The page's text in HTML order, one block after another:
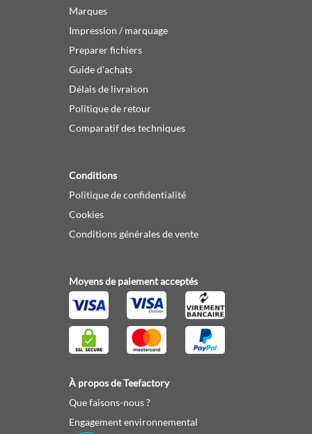
Marques
Impression / marquage
Preparer fichiers
Guide d'achats
Délais de livraison
Politique de retour
Comparatif des techniques
Conditions
Politique de confidentialité
Cookies
Conditions générales de vente
Moyens de paiement acceptés
À propos de Teefactory
Que faisons-nous ?
Engagement environnemental